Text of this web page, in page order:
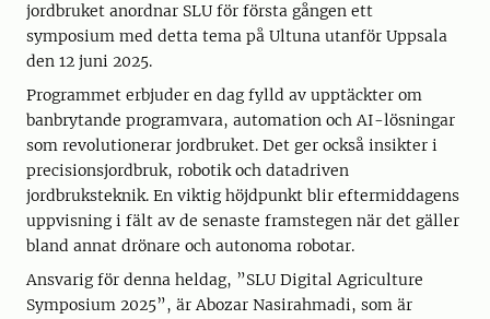
jordbruket anordnar SLU för första gången ett
symposium med detta tema på Ultuna utanför Uppsala
den 12 juni 2025.
Programmet erbjuder en dag fylld av upptäckter om
banbrytande programvara, automation och AI-lösningar
som revolutionerar jordbruket. Det ger också insikter i
precisionsjordbruk, robotik och datadriven
jordbruksteknik. En viktig höjdpunkt blir eftermiddagens
uppvisning i fält av de senaste framstegen när det gäller
bland annat drönare och autonoma robotar.
Ansvarig för denna heldag, ”SLU Digital Agriculture
Symposium 2025”, är Abozar Nasirahmadi, som är